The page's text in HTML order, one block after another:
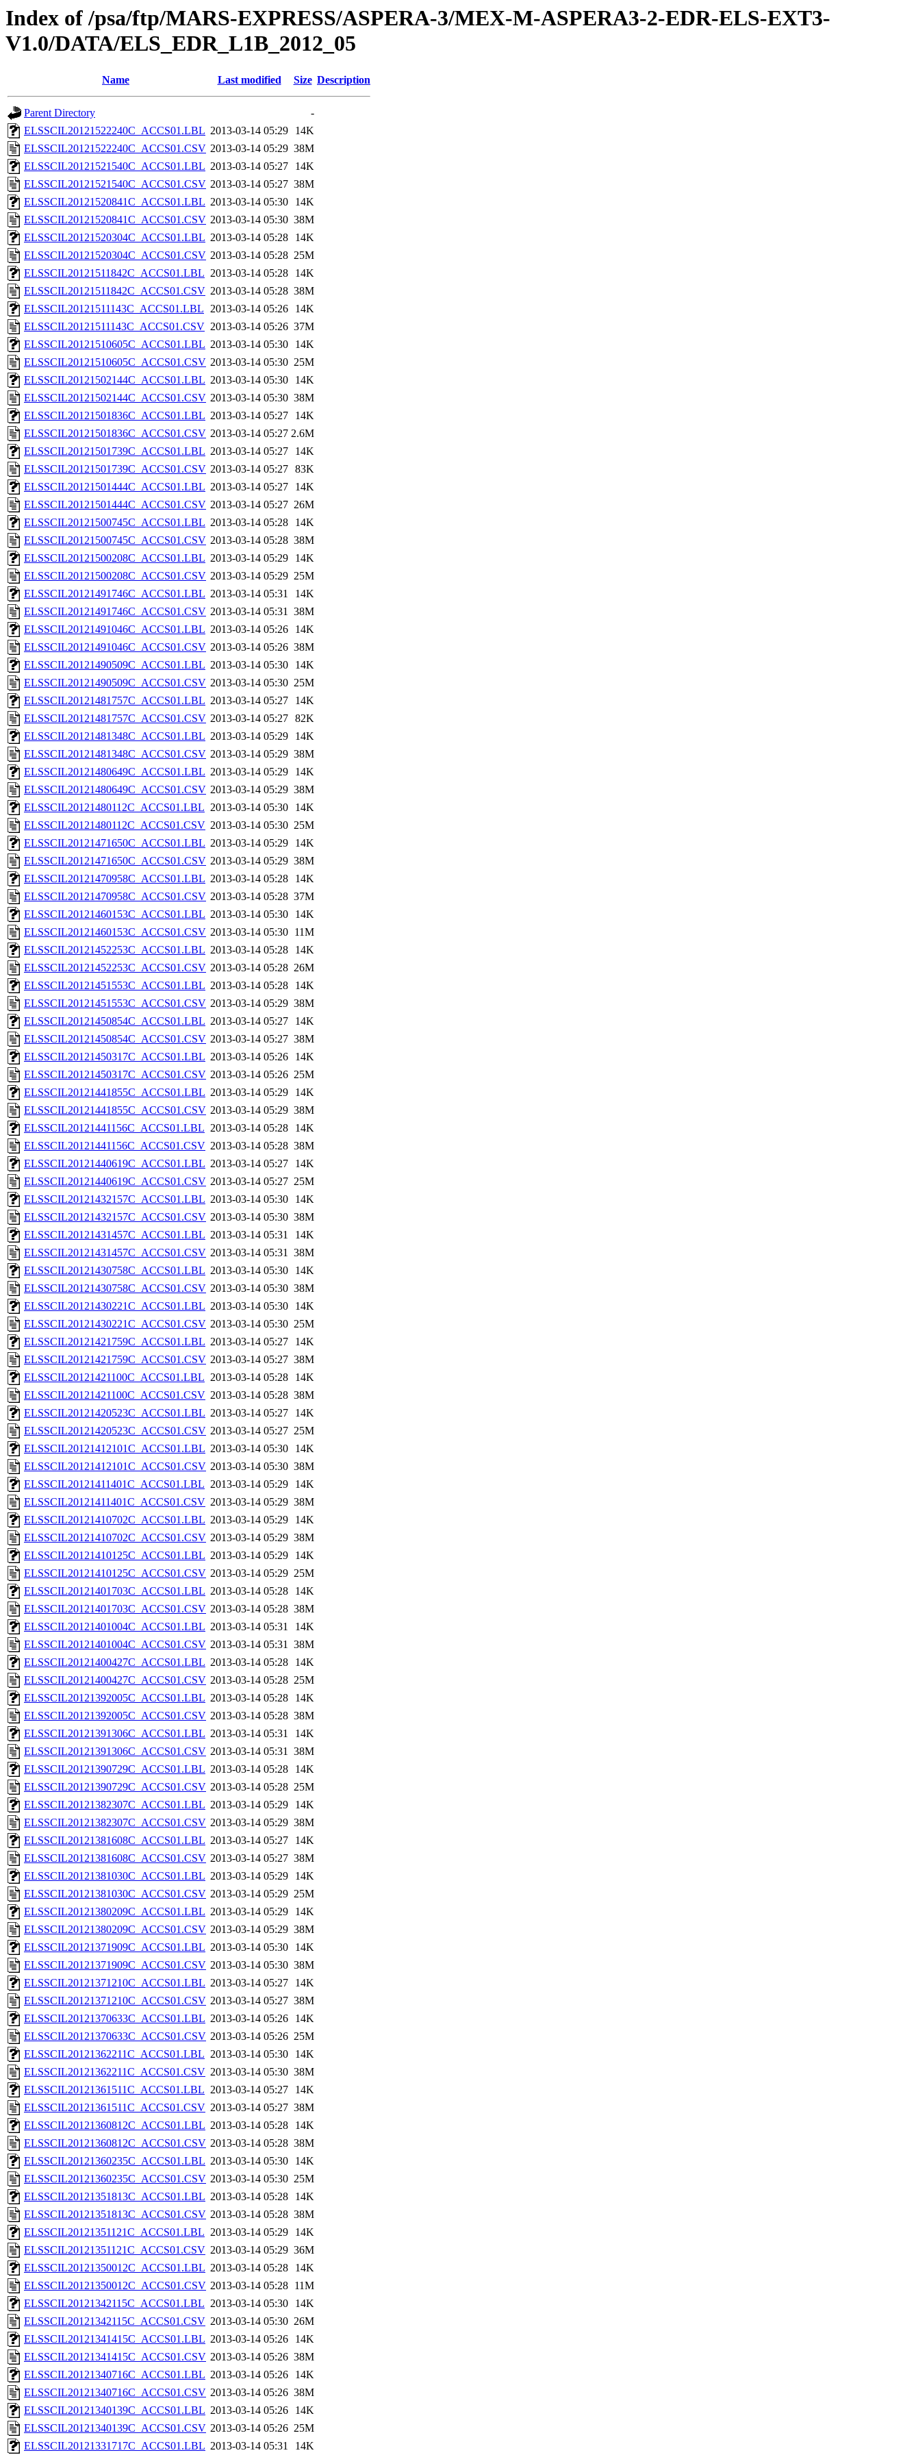
Index of /psa/ftp/MARS-EXPRESS/ASPERA-3/MEX-M-ASPERA3-2-EDR-ELS-EXT3-
V1.0/DATA/ELS_EDR_L1B_2012_05
Name Last modified Size Description
Parent Directory
-
ELSSCIL20121522240C_ACCS01.LBL 2013-03-14 05:29
14K
ELSSCIL20121522240C_ACCS01.CSV 2013-03-14 05:29 38M
ELSSCIL20121521540C_ACCS01.LBL 2013-03-14 05:27
14K
ELSSCIL20121521540C_ACCS01.CSV 2013-03-14 05:27 38M
ELSSCIL20121520841C_ACCS01.LBL 2013-03-14 05:30
14K
ELSSCIL20121520841C_ACCS01.CSV 2013-03-14 05:30 38M
ELSSCIL20121520304C_ACCS01.LBL 2013-03-14 05:28
14K
ELSSCIL20121520304C_ACCS01.CSV 2013-03-14 05:28 25M
ELSSCIL20121511842C_ACCS01.LBL 2013-03-14 05:28
14K
ELSSCIL20121511842C_ACCS01.CSV 2013-03-14 05:28 38M
ELSSCIL20121511143C_ACCS01.LBL 2013-03-14 05:26
14K
ELSSCIL20121511143C_ACCS01.CSV 2013-03-14 05:26 37M
ELSSCIL20121510605C_ACCS01.LBL 2013-03-14 05:30
14K
ELSSCIL20121510605C_ACCS01.CSV 2013-03-14 05:30 25M
ELSSCIL20121502144C_ACCS01.LBL 2013-03-14 05:30
14K
ELSSCIL20121502144C_ACCS01.CSV 2013-03-14 05:30 38M
ELSSCIL20121501836C_ACCS01.LBL 2013-03-14 05:27
14K
ELSSCIL20121501836C_ACCS01.CSV 2013-03-14 05:27 2.6M
ELSSCIL20121501739C_ACCS01.LBL 2013-03-14 05:27
14K
ELSSCIL20121501739C_ACCS01.CSV 2013-03-14 05:27 83K
ELSSCIL20121501444C_ACCS01.LBL 2013-03-14 05:27
14K
ELSSCIL20121501444C_ACCS01.CSV 2013-03-14 05:27 26M
ELSSCIL20121500745C_ACCS01.LBL 2013-03-14 05:28
14K
ELSSCIL20121500745C_ACCS01.CSV 2013-03-14 05:28 38M
ELSSCIL20121500208C_ACCS01.LBL 2013-03-14 05:29
14K
ELSSCIL20121500208C_ACCS01.CSV 2013-03-14 05:29 25M
ELSSCIL20121491746C_ACCS01.LBL 2013-03-14 05:31
14K
ELSSCIL20121491746C_ACCS01.CSV 2013-03-14 05:31 38M
ELSSCIL20121491046C_ACCS01.LBL 2013-03-14 05:26
14K
ELSSCIL20121491046C_ACCS01.CSV 2013-03-14 05:26 38M
ELSSCIL20121490509C_ACCS01.LBL 2013-03-14 05:30
14K
ELSSCIL20121490509C_ACCS01.CSV 2013-03-14 05:30 25M
ELSSCIL20121481757C_ACCS01.LBL 2013-03-14 05:27
14K
ELSSCIL20121481757C_ACCS01.CSV 2013-03-14 05:27 82K
ELSSCIL20121481348C_ACCS01.LBL 2013-03-14 05:29
14K
ELSSCIL20121481348C_ACCS01.CSV 2013-03-14 05:29 38M
ELSSCIL20121480649C_ACCS01.LBL 2013-03-14 05:29
14K
ELSSCIL20121480649C_ACCS01.CSV 2013-03-14 05:29 38M
ELSSCIL20121480112C_ACCS01.LBL 2013-03-14 05:30
14K
ELSSCIL20121480112C_ACCS01.CSV 2013-03-14 05:30 25M
ELSSCIL20121471650C_ACCS01.LBL 2013-03-14 05:29
14K
ELSSCIL20121471650C_ACCS01.CSV 2013-03-14 05:29 38M
ELSSCIL20121470958C_ACCS01.LBL 2013-03-14 05:28
14K
ELSSCIL20121470958C_ACCS01.CSV 2013-03-14 05:28 37M
ELSSCIL20121460153C_ACCS01.LBL 2013-03-14 05:30
14K
ELSSCIL20121460153C_ACCS01.CSV 2013-03-14 05:30 11M
ELSSCIL20121452253C_ACCS01.LBL 2013-03-14 05:28
14K
ELSSCIL20121452253C_ACCS01.CSV 2013-03-14 05:28 26M
ELSSCIL20121451553C_ACCS01.LBL 2013-03-14 05:28
14K
ELSSCIL20121451553C_ACCS01.CSV 2013-03-14 05:29 38M
ELSSCIL20121450854C_ACCS01.LBL 2013-03-14 05:27
14K
ELSSCIL20121450854C_ACCS01.CSV 2013-03-14 05:27 38M
ELSSCIL20121450317C_ACCS01.LBL 2013-03-14 05:26
14K
ELSSCIL20121450317C_ACCS01.CSV 2013-03-14 05:26 25M
ELSSCIL20121441855C_ACCS01.LBL 2013-03-14 05:29
14K
ELSSCIL20121441855C_ACCS01.CSV 2013-03-14 05:29 38M
ELSSCIL20121441156C_ACCS01.LBL 2013-03-14 05:28
14K
ELSSCIL20121441156C_ACCS01.CSV 2013-03-14 05:28 38M
ELSSCIL20121440619C_ACCS01.LBL 2013-03-14 05:27
14K
ELSSCIL20121440619C_ACCS01.CSV 2013-03-14 05:27 25M
ELSSCIL20121432157C_ACCS01.LBL 2013-03-14 05:30
14K
ELSSCIL20121432157C_ACCS01.CSV 2013-03-14 05:30 38M
ELSSCIL20121431457C_ACCS01.LBL 2013-03-14 05:31
14K
ELSSCIL20121431457C_ACCS01.CSV 2013-03-14 05:31 38M
ELSSCIL20121430758C_ACCS01.LBL 2013-03-14 05:30
14K
ELSSCIL20121430758C_ACCS01.CSV 2013-03-14 05:30 38M
ELSSCIL20121430221C_ACCS01.LBL 2013-03-14 05:30
14K
ELSSCIL20121430221C_ACCS01.CSV 2013-03-14 05:30 25M
ELSSCIL20121421759C_ACCS01.LBL 2013-03-14 05:27
14K
ELSSCIL20121421759C_ACCS01.CSV 2013-03-14 05:27 38M
ELSSCIL20121421100C_ACCS01.LBL 2013-03-14 05:28
14K
ELSSCIL20121421100C_ACCS01.CSV 2013-03-14 05:28 38M
ELSSCIL20121420523C_ACCS01.LBL 2013-03-14 05:27
14K
ELSSCIL20121420523C_ACCS01.CSV 2013-03-14 05:27 25M
ELSSCIL20121412101C_ACCS01.LBL 2013-03-14 05:30
14K
ELSSCIL20121412101C_ACCS01.CSV 2013-03-14 05:30 38M
ELSSCIL20121411401C_ACCS01.LBL 2013-03-14 05:29
14K
ELSSCIL20121411401C_ACCS01.CSV 2013-03-14 05:29 38M
ELSSCIL20121410702C_ACCS01.LBL 2013-03-14 05:29
14K
ELSSCIL20121410702C_ACCS01.CSV 2013-03-14 05:29 38M
ELSSCIL20121410125C_ACCS01.LBL 2013-03-14 05:29
14K
ELSSCIL20121410125C_ACCS01.CSV 2013-03-14 05:29 25M
ELSSCIL20121401703C_ACCS01.LBL 2013-03-14 05:28
14K
ELSSCIL20121401703C_ACCS01.CSV 2013-03-14 05:28 38M
ELSSCIL20121401004C_ACCS01.LBL 2013-03-14 05:31
14K
ELSSCIL20121401004C_ACCS01.CSV 2013-03-14 05:31 38M
ELSSCIL20121400427C_ACCS01.LBL 2013-03-14 05:28
14K
ELSSCIL20121400427C_ACCS01.CSV 2013-03-14 05:28 25M
ELSSCIL20121392005C_ACCS01.LBL 2013-03-14 05:28
14K
ELSSCIL20121392005C_ACCS01.CSV 2013-03-14 05:28 38M
ELSSCIL20121391306C_ACCS01.LBL 2013-03-14 05:31
14K
ELSSCIL20121391306C_ACCS01.CSV 2013-03-14 05:31 38M
ELSSCIL20121390729C_ACCS01.LBL 2013-03-14 05:28
14K
ELSSCIL20121390729C_ACCS01.CSV 2013-03-14 05:28 25M
ELSSCIL20121382307C_ACCS01.LBL 2013-03-14 05:29
14K
ELSSCIL20121382307C_ACCS01.CSV 2013-03-14 05:29 38M
ELSSCIL20121381608C_ACCS01.LBL 2013-03-14 05:27
14K
ELSSCIL20121381608C_ACCS01.CSV 2013-03-14 05:27 38M
ELSSCIL20121381030C_ACCS01.LBL 2013-03-14 05:29
14K
ELSSCIL20121381030C_ACCS01.CSV 2013-03-14 05:29 25M
ELSSCIL20121380209C_ACCS01.LBL 2013-03-14 05:29
14K
ELSSCIL20121380209C_ACCS01.CSV 2013-03-14 05:29 38M
ELSSCIL20121371909C_ACCS01.LBL 2013-03-14 05:30
14K
ELSSCIL20121371909C_ACCS01.CSV 2013-03-14 05:30 38M
ELSSCIL20121371210C_ACCS01.LBL 2013-03-14 05:27
14K
ELSSCIL20121371210C_ACCS01.CSV 2013-03-14 05:27 38M
ELSSCIL20121370633C_ACCS01.LBL 2013-03-14 05:26
14K
ELSSCIL20121370633C_ACCS01.CSV 2013-03-14 05:26 25M
ELSSCIL20121362211C_ACCS01.LBL 2013-03-14 05:30
14K
ELSSCIL20121362211C_ACCS01.CSV 2013-03-14 05:30 38M
ELSSCIL20121361511C_ACCS01.LBL 2013-03-14 05:27
14K
ELSSCIL20121361511C_ACCS01.CSV 2013-03-14 05:27 38M
ELSSCIL20121360812C_ACCS01.LBL 2013-03-14 05:28
14K
ELSSCIL20121360812C_ACCS01.CSV 2013-03-14 05:28 38M
ELSSCIL20121360235C_ACCS01.LBL 2013-03-14 05:30
14K
ELSSCIL20121360235C_ACCS01.CSV 2013-03-14 05:30 25M
ELSSCIL20121351813C_ACCS01.LBL 2013-03-14 05:28
14K
ELSSCIL20121351813C_ACCS01.CSV 2013-03-14 05:28 38M
ELSSCIL20121351121C_ACCS01.LBL 2013-03-14 05:29
14K
ELSSCIL20121351121C_ACCS01.CSV 2013-03-14 05:29 36M
ELSSCIL20121350012C_ACCS01.LBL 2013-03-14 05:28
14K
ELSSCIL20121350012C_ACCS01.CSV 2013-03-14 05:28 11M
ELSSCIL20121342115C_ACCS01.LBL 2013-03-14 05:30
14K
ELSSCIL20121342115C_ACCS01.CSV 2013-03-14 05:30 26M
ELSSCIL20121341415C_ACCS01.LBL 2013-03-14 05:26
14K
ELSSCIL20121341415C_ACCS01.CSV 2013-03-14 05:26 38M
ELSSCIL20121340716C_ACCS01.LBL 2013-03-14 05:26
14K
ELSSCIL20121340716C_ACCS01.CSV 2013-03-14 05:26 38M
ELSSCIL20121340139C_ACCS01.LBL 2013-03-14 05:26
14K
ELSSCIL20121340139C_ACCS01.CSV 2013-03-14 05:26 25M
ELSSCIL20121331717C_ACCS01.LBL 2013-03-14 05:31 14K